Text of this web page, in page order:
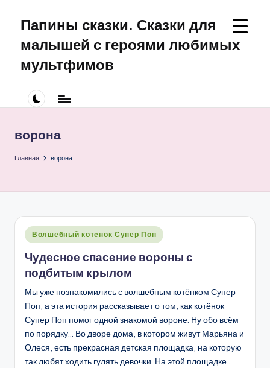
Перейти
содержимому
Папины сказки. Сказки для
малышей с героями любимых
мультфимов
для
малышей
Щенячий
ворона
Главная ворона
Опубликовано
Волшебный котёнок Супер Поп
Чудесное спасение вороны с
подбитым крылом
Мы уже познакомились с волшебным котёнком Супер
Поп, а эта история рассказывает о том, как котёнок
Супер Поп помог одной знакомой вороне. Ну обо всём
по порядку... Во дворе дома, в котором живут Марьяна и
Олеся, есть прекрасная детская площадка, на которую
так любят ходить гулять девочки. На этой площадке…